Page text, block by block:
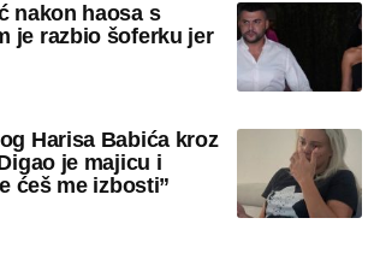
nakon haosa s
je razbio šoferku jer
Harisa Babića kroz
je majicu i
ćeš me izbosti”